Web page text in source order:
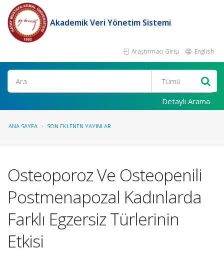
Akademik Veri Yönetim Sistemi
Araştırmacı Girişi English
Ara
Detaylı Arama
ANA SAYFA SON EKLENEN YAYINLAR
Osteoporoz Ve Osteopenili
Postmenapozal Kadınlarda
Farklı Egzersiz Türlerinin
Etkisi